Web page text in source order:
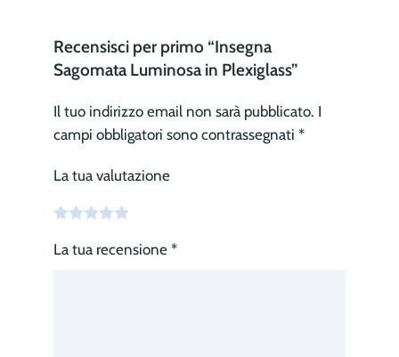
Recensisci per primo “Insegna
Sagomata Luminosa in Plexiglass”
Il tuo indirizzo email non sarà pubblicato. I
campi obbligatori sono contrassegnati *
La tua valutazione
La tua recensione *